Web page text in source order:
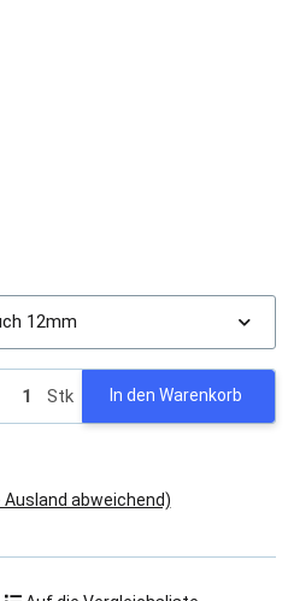
12mm
Stk In den Warenkorb
Ausland abweichend)